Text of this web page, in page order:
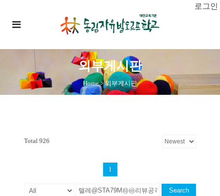
로그인
외부게시판
Home>외부게시판
Total 926
1
Search